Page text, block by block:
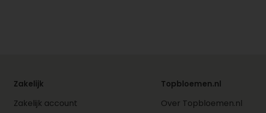
Zakelijk
Zakelijk account
Topbloemen.nl
Over Topbloemen.nl